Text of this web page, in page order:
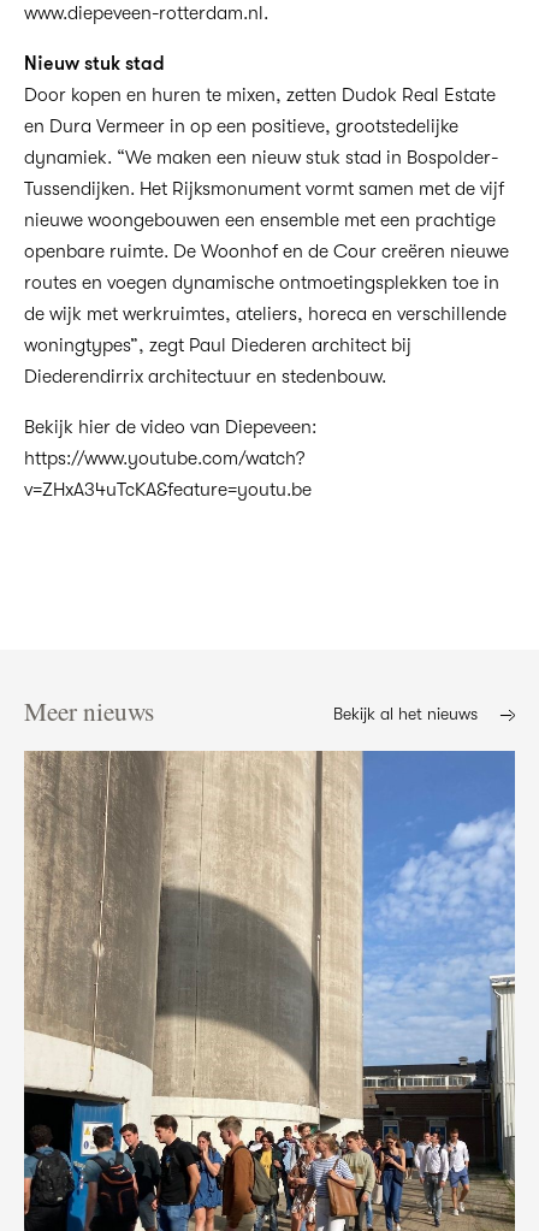
www.diepeveen-rotterdam.nl.
Nieuw stuk stad
Door kopen en huren te mixen, zetten Dudok Real Estate
en Dura Vermeer in op een positieve, grootstedelijke
dynamiek. “We maken een nieuw stuk stad in Bospolder-
Tussendijken. Het Rijksmonument vormt samen met de vijf
nieuwe woongebouwen een ensemble met een prachtige
openbare ruimte. De Woonhof en de Cour creëren nieuwe
routes en voegen dynamische ontmoetingsplekken toe in
de wijk met werkruimtes, ateliers, horeca en verschillende
woningtypes”, zegt Paul Diederen architect bij
Diederendirrix architectuur en stedenbouw.
Bekijk hier de video van Diepeveen:
https://www.youtube.com/watch?
v=ZHxA34uTcKA&feature=youtu.be
Meer nieuws Bekijk al het nieuws